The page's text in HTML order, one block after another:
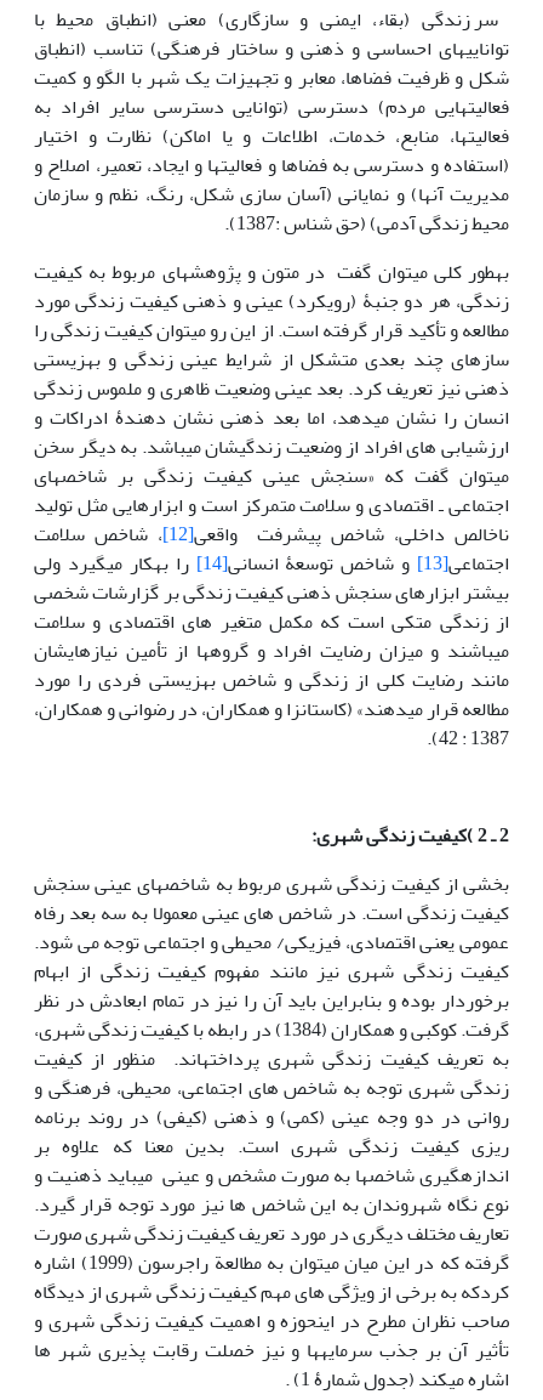
سر زندگی (بقاء، ایمنی و سازگاری) معنی (انطباق محیط با
توانایی‏های احساسی و ذهنی و ساختار فرهنگی) تناسب (انطباق
شکل و ظرفیت فضاها، معابر و تجهیزات یک شهر با الگو و کمیت
فعالیت‏هایی مردم) دسترسی (توانایی دسترسی سایر افراد به
فعالیت‏ها، منابع، خدمات، اطلاعات و یا اماکن) نظارت و اختیار
(استفاده و دسترسی به فضاها و فعالیت‏ها و ایجاد، تعمیر، اصلاح و
مدیریت آن‏ها‏) و نمایانی (آسان سازی شکل، رنگ، نظم و سازمان
محیط زندگی آدمی) (حق شناس :1387).
به‏طور کلی می‎توان گفت در متون و پژوهش‎های مربوط به کیفیت
زندگی، هر دو جنبۀ (رویکرد) عینی و ذهنی کیفیت زندگی مورد
مطالعه و تأکید قرار گرفته است. از این رو می‎توان کیفیت زندگی را
سازه‎ای چند بعدی متشکل از شرایط عینی زندگی و بهزیستی
ذهنی نیز تعریف کرد. بعد عینی وضعیت ظاهری و ملموس زندگی
انسان را نشان می‏دهد، اما بعد ذهنی نشان دهندۀ ادراکات و
ارزشیابی های افراد از وضعیت زندگی‎شان می‎باشد. به دیگر سخن
می‏توان گفت که «سنجش عینی کیفیت زندگی بر شاخص‎های
اجتماعی ـ اقتصادی و سلامت متمرکز است و ابزارهایی مثل تولید
ناخالص داخلی، شاخص پیشرفت واقعی[12]
، شاخص سلامت
اجتماعی[13] و شاخص توسعۀ انسانی[14]
را به‎کار می‎گیرد ولی
بیشتر ابزارهای سنجش ذهنی کیفیت زندگی بر گزارشات شخصی
از زندگی متکی است که مکمل متغیر های اقتصادی و سلامت
می‎باشند و میزان رضایت افراد و گروه‏ها‏ از تأمین نیازهایشان
مانند رضایت کلی از زندگی و شاخص بهزیستی فردی را مورد
مطالعه قرار می‎دهند» (کاستانزا و همکاران، در رضوانی و همکاران،
1387 : 42).
2 ـ 2 )کیفیت زندگی شهری:
بخشی از کیفیت زندگی شهری مربوط به شاخص‎های عینی سنجش
کیفیت زندگی است. در شاخص های عینی معمولا به سه بعد رفاه
عمومی یعنی اقتصادی، فیزیکی/ محیطی و اجتماعی توجه می شود.
کیفیت زندگی شهری نیز مانند مفهوم کیفیت زندگی از ابهام
برخوردار بوده و بنابراین باید آن را نیز در تمام ابعادش در نظر
گرفت. کوکبی و همکاران (1384) در رابطه با کیفیت زندگی شهری،
به تعریف کیفیت زندگی شهری پرداخته‎اند. منظور از کیفیت
زندگی شهری توجه به شاخص های اجتماعی، محیطی، فرهنگی و
روانی در دو وجه عینی (کمی) و ذهنی (کیفی) در روند برنامه
ریزی کیفیت زندگی شهری است. بدین معنا که علاوه بر
اندازه‏گیری شاخص‎ها به صورت مشخص و عینی می‏باید ذهنیت و
نوع نگاه شهروندان به این شاخص ها نیز مورد توجه قرار گیرد.
تعاریف مختلف دیگری در مورد تعریف کیفیت زندگی شهری صورت
گرفته که در این میان می‎توان به مطالعة راجرسون (1999) اشاره
کردکه به برخی از ویژگی های مهم کیفیت زندگی شهری از دیدگاه
صاحب نظران مطرح در اینحوزه و اهمیت کیفیت زندگی شهری و
تأثیر آن بر جذب سرمایه‏ها‏ و نیز خصلت رقابت پذیری شهر ها
اشاره می‏کند (جدول شمارۀ 1) .